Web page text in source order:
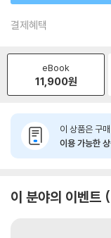
결제혜택
eBook
11,900원
이 상품은 구
이용 가능한
이 분야의 이벤트